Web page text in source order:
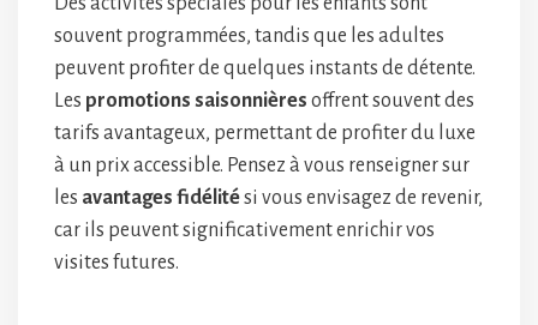
souvent programmées, tandis que les adultes
peuvent profiter de quelques instants de détente.
Les promotions saisonnières offrent souvent des
tarifs avantageux, permettant de profiter du luxe
à un prix accessible. Pensez à vous renseigner sur
les avantages fidélitési vous envisagez de revenir,
car ils peuvent significativement enrichir vos
visites futures.